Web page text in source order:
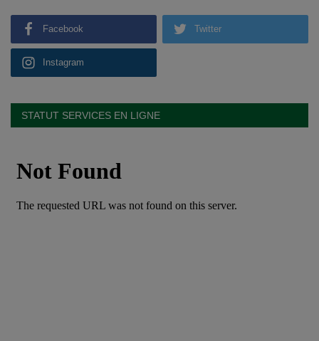
Facebook Twitter
Instagram
STATUT SERVICES EN LIGNE